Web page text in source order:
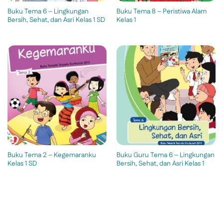
Buku Tema 6 – Lingkungan
Bersih, Sehat, dan Asri Kelas 1 SD
Buku Tema 8 – Peristiwa Alam
Kelas 1
Buku Tema 2 – Kegemaranku
Kelas 1 SD
Buku Guru Tema 6 – Lingkungan
Bersih, Sehat, dan Asri Kelas 1